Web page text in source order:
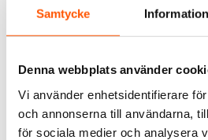
Samtycke Information
Denna webbplats använder
Vi använder enhetsidentifierare
och annonserna till användarna,
för sociala medier och analysera
Takkrok, stålkrok, förnicklad se
Längd gänga: 25 mm
Diameter skaft: 4.7 mm
Innerdiameter ögla: 11 mm
Utförande: Stål